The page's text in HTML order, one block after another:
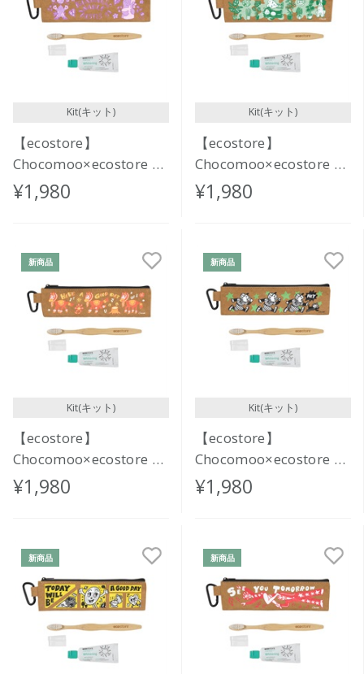
Kit(キット)
【ecostore】
Chocomoo×ecostore オ
ーラルケアセット
<KINDNESS>
¥1,980
Kit(キット)
【ecostore】
Chocomoo×ecostore オ
ーラルケアセット
<RELAX>
¥1,980
新商品
Kit(キット)
【ecostore】
Chocomoo×ecostore オ
ーラルケアセット
<FUNNY PONIES>
¥1,980
新商品
Kit(キット)
【ecostore】
Chocomoo×ecostore オ
ーラルケアセット<THE
CAT GOT A FLOWER>
¥1,980
新商品 新商品